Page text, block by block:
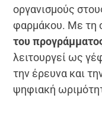
οργανισμούς
φαρμάκου. Με τη
του
λειτουργεί ως
την έρευνα και
ψηφιακή